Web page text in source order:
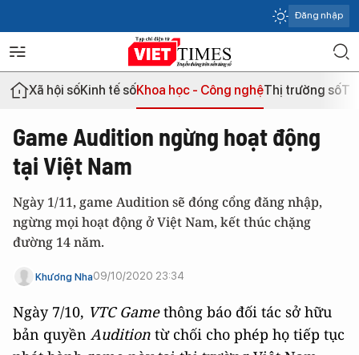
Đăng nhập
Xã hội sốKinh tế sốKhoa học - Công nghệThị trường số
Game Audition ngừng hoạt động
tại Việt Nam
Ngày 1/11, game Audition sẽ đóng cổng đăng nhập,
ngừng mọi hoạt động ở Việt Nam, kết thúc chặng
đường 14 năm.
Khương Nha09/10/2020 23:34
Ngày 7/10, VTC Gamethông báo đối tác sở hữu
bản quyền Audition từ chối cho phép họ tiếp tục